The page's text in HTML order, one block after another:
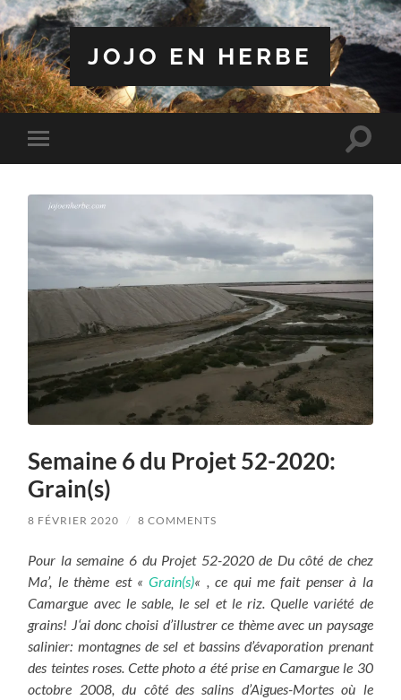
JOJO EN HERBE
Toggle
mobile
Toggle
Semaine 6 du Projet 52-2020:
Grain(s)
8 FÉVRIER 2020 / 8 COMMENTS
Pour la semaine 6 du Projet 52-2020 de Du côté de chez
Ma’, le thème est «Grain(s)« , ce qui me fait penser à la
Camargue avec le sable, le sel et le riz. Quelle variété de
grains! J‘ai donc choisi d’illustrer ce thème avec un paysage
salinier: montagnes de sel et bassins d’évaporation prenant
des teintes roses. Cette photo a été prise en Camargue le 30
octobre 2008, du côté des salins d’Aigues-Mortes où le